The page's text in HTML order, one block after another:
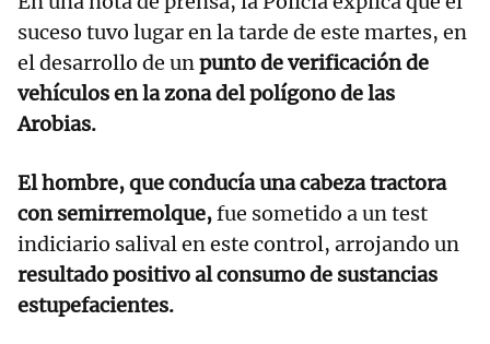
suceso tuvo lugar en la tarde de este martes, en
el desarrollo de unpunto de verificación de
vehículos en la zona del polígono de las
Arobias.
El hombre, que conducía una cabeza tractora
con semirremolque,fue sometido a un test
indiciario salival en este control, arrojando un
resultado positivo al consumo de sustancias
estupefacientes.